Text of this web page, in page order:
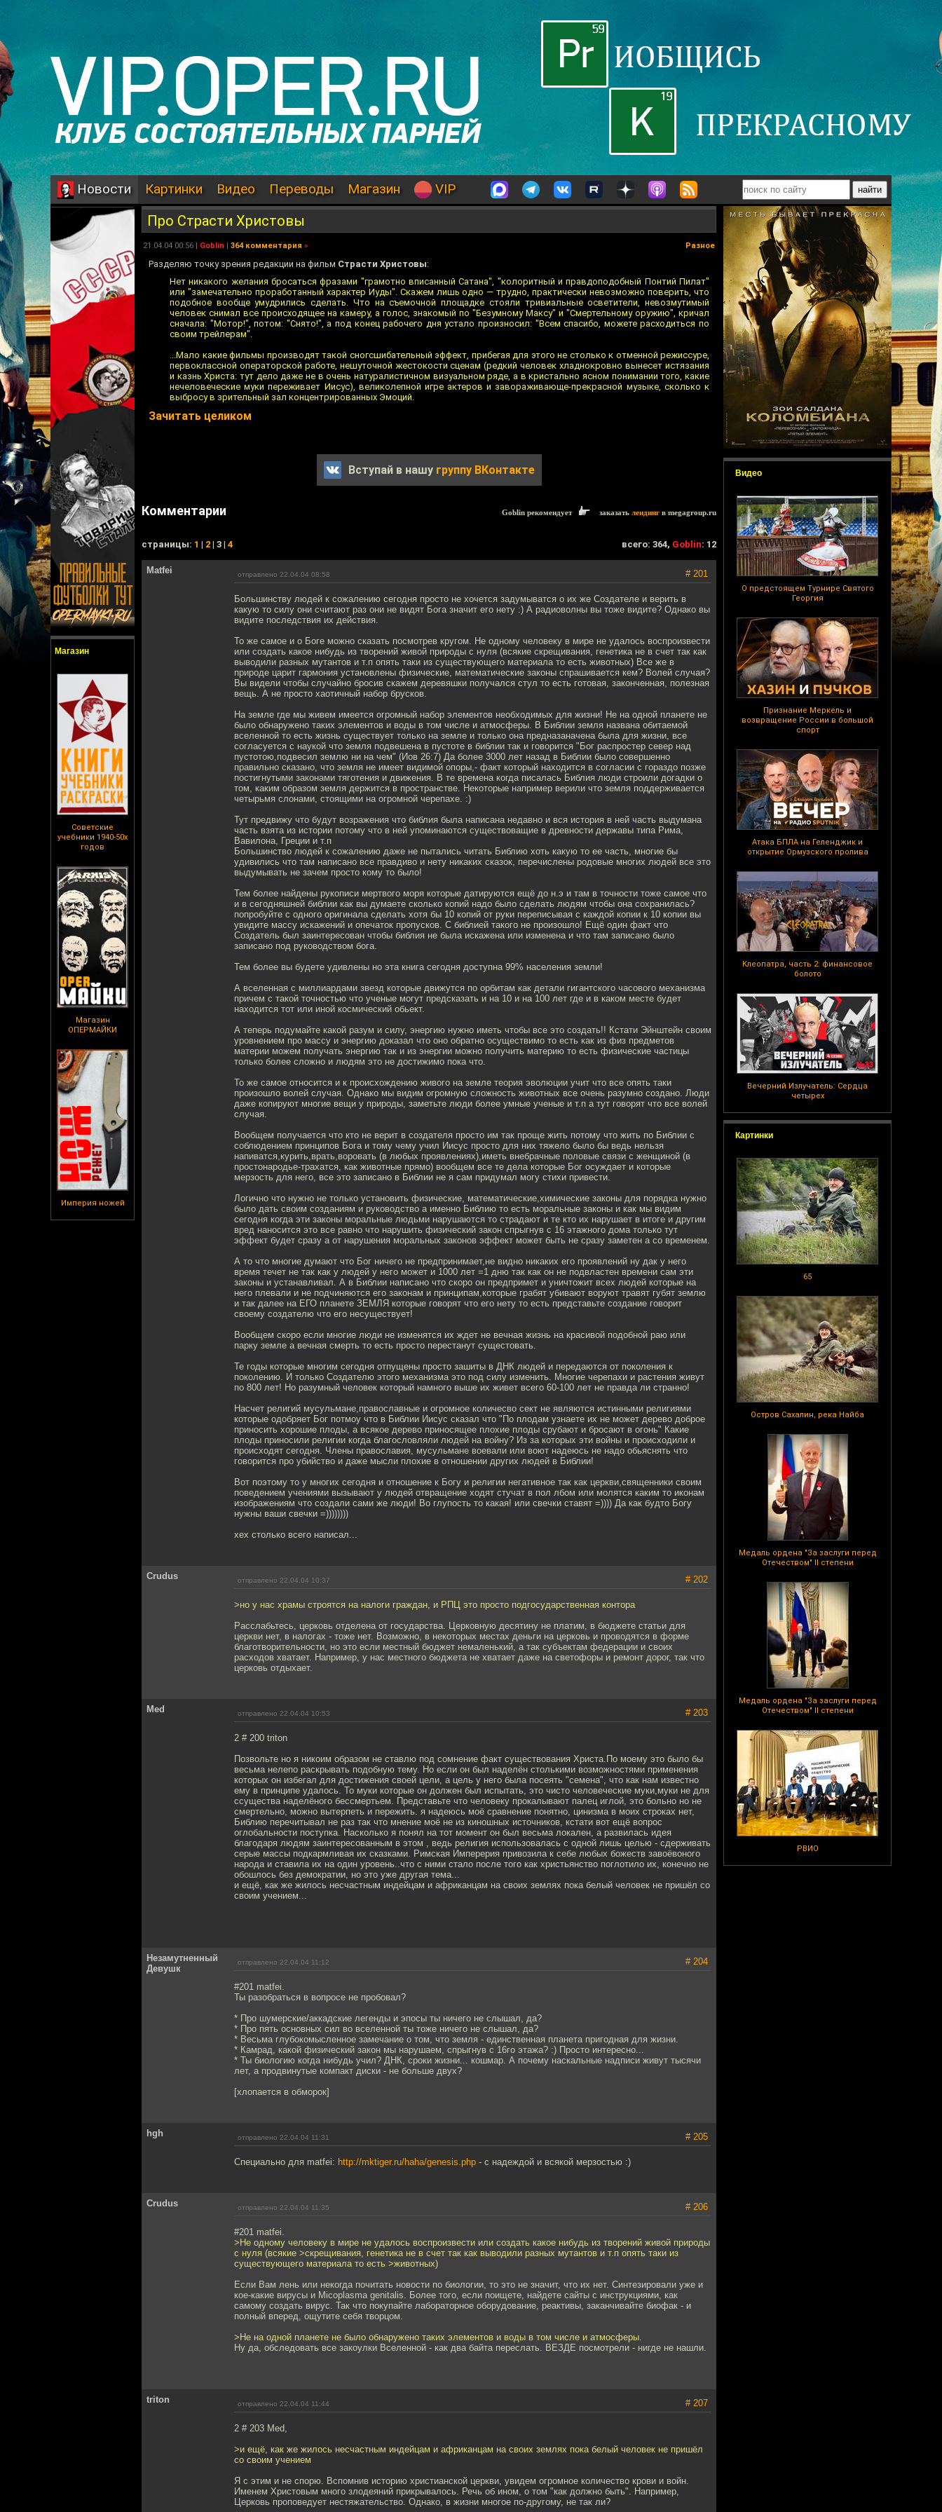
Новости Картинки Видео Переводы Магазин VIP
Магазин
Советские
учебники 1940-50х
годов
Магазин
ОПЕРМАЙКИ
Империя ножей
Видео
О предстоящем Турнире Святого
Георгия
Признание Меркель и
возвращение России в большой
спорт
Атака БПЛА на Геленджик и
открытие Ормузского пролива
Клеопатра, часть 2: финансовое
болото
Вечерний Излучатель: Сердца
четырех
Картинки
65
Остров Сахалин, река Найба
Медаль ордена "За заслуги перед
Отечеством" II степени
Медаль ордена "За заслуги перед
Отечеством" II степени
РВИО
Про Страсти Христовы
21.04.04 00:56 | Goblin | 364 комментария » Разное
Разделяю точку зрения редакции на фильм Страсти Христовы:
Нет никакого желания бросаться фразами "грамотно вписанный Сатана", "колоритный и правдоподобный Понтий Пилат"
или "замечательно проработанный характер Иуды". Скажем лишь одно — трудно, практически невозможно поверить, что
подобное вообще умудрились сделать. Что на съемочной площадке стояли тривиальные осветители, невозмутимый
человек снимал все происходящее на камеру, а голос, знакомый по "Безумному Максу" и "Смертельному оружию", кричал
сначала: "Мотор!", потом: "Снято!", а под конец рабочего дня устало произносил: "Всем спасибо, можете расходиться по
своим трейлерам".
...Мало какие фильмы производят такой сногсшибательный эффект, прибегая для этого не столько к отменной режиссуре,
первоклассной операторской работе, нешуточной жестокости сценам (редкий человек хладнокровно вынесет истязания
и казнь Христа: тут дело даже не в очень натуралистичном визуальном ряде, а в кристально ясном понимании того, какие
нечеловеческие муки переживает Иисус), великолепной игре актеров и завораживающе-прекрасной музыке, сколько к
выбросу в зрительный зал концентрированных Эмоций.
Зачитать целиком
Вступай в нашу группу ВКонтакте
Комментарии Goblin рекомендует заказать лендинг в megagroup.ru
cтраницы: 1 | 2 | 3 | 4 всего: 364, Goblin: 12
Matfei отправлено 22.04.04 08:58 # 201
Большинству людей к сожалению сегодня просто не хочется задумыватся о их же Создателе и верить в
какую то силу они считают раз они не видят Бога значит его нету :) А радиоволны вы тоже видите? Однако вы
видите последствия их действия.
То же самое и о Боге можно сказать посмотрев кругом. Не одному человеку в мире не удалось воспроизвести
или создать какое нибудь из творений живой природы с нуля (всякие скрещивания, генетика не в счет так как
выводили разных мутантов и т.п опять таки из существующего материала то есть животных) Все же в
природе царит гармония установлены физические, математические законы спрашивается кем? Волей случая?
Вы видели чтобы случайно бросив скажем деревяшки получался стул то есть готовая, законченная, полезная
вещь. А не просто хаотичный набор брусков.
На земле где мы живем имеется огромный набор элементов необходимых для жизни! Не на одной планете не
было обнаружено таких элементов и воды в том числе и атмосферы. В Библии земля названа обитаемой
вселенной то есть жизнь существует только на земле и только она предназаначена была для жизни, все
согласуется с наукой что земля подвешена в пустоте в библии так и говорится "Бог распростер север над
пустотою,подвесил землю ни на чем" (Иов 26:7) Да более 3000 лет назад в Библии было совершенно
правильно сказано, что земля не имеет видимой опоры,- факт который находится в согласии с гораздо позже
постигнутыми законами тяготения и движения. В те времена когда писалась Библия люди строили догадки о
том, каким образом земля держится в пространстве. Некоторые например верили что земля поддерживается
четырьмя слонами, стоящими на огромной черепахе. :)
Тут предвижу что будут возражения что библия была написана недавно и вся история в ней часть выдумана
часть взята из истории потому что в ней упоминаются существоващие в древности державы типа Рима,
Вавилона, Греции и т.п
Большинство людей к сожалению даже не пытались читать Библию хоть какую то ее часть, многие бы
удивились что там написано все правдиво и нету никаких сказок, перечислены родовые многих людей все это
выдумывать не зачем просто кому то было!
Тем более найдены рукописи мертвого моря которые датируются ещё до н.э и там в точности тоже самое что
и в сегодняшней библии как вы думаете сколько копий надо было сделать людям чтобы она сохранилась?
попробуйте с одного оригинала сделать хотя бы 10 копий от руки переписывая с каждой копии к 10 копии вы
увидите массу искажений и опечаток пропусков. С библией такого не произошло! Ещё один факт что
Создатель был заинтересован чтобы библия не была искажена или изменена и что там записано было
записано под руководством бога.
Тем более вы будете удивлены но эта книга сегодня доступна 99% населения земли!
А вселенная с миллиардами звезд которые движутся по орбитам как детали гигантского часового механизма
причем с такой точностью что ученые могут предсказать и на 10 и на 100 лет где и в каком месте будет
находится тот или иной космический обьект.
А теперь подумайте какой разум и силу, энергию нужно иметь чтобы все это создать!! Кстати Эйнштейн своим
уровнением про массу и энергию доказал что оно обратно осуществимо то есть как из физ предметов
материи можем получать энергию так и из энергии можно получить материю то есть физические частицы
только более сложно и людям это не достижимо пока что.
То же самое относится и к происхождению живого на земле теория эволюции учит что все опять таки
произошло волей случая. Однако мы видим огромную сложность животных все очень разумно создано. Люди
даже копируют многие вещи у природы, заметьте люди более умные ученые и т.п а тут говорят что все волей
случая.
Вообщем получается что кто не верит в создателя просто им так проще жить потому что жить по Библии с
соблюдением принципов Бога и тому чему учил Иисус просто для них тяжело было бы ведь нельзя
напиватся,курить,врать,воровать (в любых проявлениях),иметь внебрачные половые связи с женщиной (в
простонародье-трахатся, как животные прямо) вообщем все те дела которые Бог осуждает и которые
мерзость для него, все это записано в Библии не я сам придумал могу стихи привести.
Логично что нужно не только установить физические, математические,химические законы для порядка нужно
было дать своим созданиям и руководство а именно Библию то есть моральные законы и как мы видим
сегодня когда эти законы моральные людьми нарушаются то страдают и те кто их нарушает в итоге и другим
вред наносится это все равно что нарушить физический закон спрыгнув с 16 этажного дома только тут
эффект будет сразу а от нарушения моральных законов эффект может быть не сразу заметен а со временем.
А то что многие думают что Бог ничего не предпринимает,не видно никаких его проявлений ну дак у него
время течет не так как у людей у него может и 1000 лет =1 дню так как он не подвластен времени сам эти
законы и устанавливал. А в Библии написано что скоро он предпримет и уничтожит всех людей которые на
него плевали и не подчиняются его законам и принципам,которые грабят убивают воруют травят губят землю
и так далее на ЕГО планете ЗЕМЛЯ которые говорят что его нету то есть представьте создание говорит
своему создателю что его несуществует!
Вообщем скоро если многие люди не изменятся их ждет не вечная жизнь на красивой подобной раю или
парку земле а вечная смерть то есть просто перестанут сущестовать.
Те годы которые многим сегодня отпущены просто зашиты в ДНК людей и передаются от поколения к
поколению. И только Создателю этого механизма это под силу изменить. Многие черепахи и растения живут
по 800 лет! Но разумный человек который намного выше их живет всего 60-100 лет не правда ли странно!
Насчет религий мусульмане,православные и огромное количесво сект не являются истинными религиями
которые одобряет Бог потмоу что в Библии Иисус сказал что "По плодам узнаете их не может дерево доброе
приносить хорошие плоды, а всякое дерево приносящее плохие плоды срубают и бросают в огонь" Какие
плоды приносили религии когда благословляли людей на войну? Из за которых эти войны и происходили и
происходят сегодня. Члены православия, мусульмане воевали или воют надеюсь не надо обьяснять что
говорится про убийство и даже мысли плохие в отношении других людей в Библии!
Вот поэтому то у многих сегодня и отношение к Богу и религии негативное так как церкви,священники своим
поведением учениями вызывают у людей отвращение ходят стучат в пол лбом или молятся каким то иконам
изображениям что создали сами же люди! Во глупость то какая! или свечки ставят =)))) Да как будто Богу
нужны ваши свечки =))))))))
хех столько всего написал...
Crudus отправлено 22.04.04 10:37 # 202
>но у нас храмы строятся на налоги граждан, и РПЦ это просто подгосударственная контора
Расслабьтесь, церковь отделена от государства. Церковную десятину не платим, в бюджете статьи для
церкви нет, в налогах - тоже нет. Возможно, в некоторых местах деньги на церковь и проводятся в форме
благотворительности, но это если местный бюджет немаленький, а так субъектам федерации и своих
расходов хватает. Например, у нас местного бюджета не хватает даже на светофоры и ремонт дорог, так что
церковь отдыхает.
Med отправлено 22.04.04 10:53 # 203
2 # 200 triton
Позвольте но я никоим образом не ставлю под сомнение факт существования Христа.По моему это было бы
весьма нелепо раскрывать подобную тему. Но если он был наделён столькими возможностями применения
которых он избегал для достижения своей цели, а цель у него была посеять "семена", что как нам известно
ему в принципе удалось. То муки которые он должен был испытать, это чисто человеческие муки,муки не для
ссущества наделёного бессмертьем. Представьте что человеку прокалывают палец иглой, это больно но не
смертельно, можно вытерпеть и пережить. я надеюсь моё сравнение понятно, цинизма в моих строках нет,
Библию перечитывал не раз так что мнение моё не из киношных источников, кстати вот ещё вопрос
оглобальности поступка. Насколько я понял на тот момент он был весьма локален, а развилась идея
благодаря людям заинтересованным в этом , ведь религия использовалась с одной лишь целью - сдерживать
серые массы подкармливая их сказками. Римская Имперерия привозила к себе любых божеств завоёвоного
народа и ставила их на один уровень..что с ними стало после того как христьянство поглотило их, конечно не
обошлось без демократии, но это уже другая тема...
и ещё, как же жилось несчастным индейцам и африканцам на своих землях пока белый человек не пришёл со
своим учением...
Незамутненный
Девушк
отправлено 22.04.04 11:12 # 204
#201 matfei.
Ты разобраться в вопросе не пробовал?
* Про шумерские/аккадские легенды и эпосы ты ничего не слышал, да?
* Про пять основных сил во вселенной ты тоже ничего не слышал, да?
* Весьма глубокомысленное замечание о том, что земля - единственная планета пригодная для жизни.
* Камрад, какой физический закон мы нарушаем, спрыгнув с 16го этажа? :) Просто интересно...
* Ты биологию когда нибудь учил? ДНК, сроки жизни... кошмар. А почему наскальные надписи живут тысячи
лет, а продвинутые компакт диски - не больше двух?
[хлопается в обморок]
hgh отправлено 22.04.04 11:31 # 205
Специально для matfei: http://mktiger.ru/haha/genesis.php - с надеждой и всякой мерзостью :)
Crudus отправлено 22.04.04 11:35 # 206
#201 matfei.
>Не одному человеку в мире не удалось воспроизвести или создать какое нибудь из творений живой природы
с нуля (всякие >скрещивания, генетика не в счет так как выводили разных мутантов и т.п опять таки из
существующего материала то есть >животных)
Если Вам лень или некогда почитать новости по биологии, то это не значит, что их нет. Синтезировали уже и
кое-какие вирусы и Micoplasma genitalis. Более того, если поищете, найдете сайты с инструкциями, как
самому создать вирус. Так что покупайте лабораторное оборудование, реактивы, заканчивайте биофак - и
полный вперед, ощутите себя творцом.
>Не на одной планете не было обнаружено таких элементов и воды в том числе и атмосферы.
Ну да, обследовать все закоулки Вселенной - как два байта переслать. ВЕЗДЕ посмотрели - нигде не нашли.
triton отправлено 22.04.04 11:44 # 207
2 # 203 Med,
>и ещё, как же жилось несчастным индейцам и африканцам на своих землях пока белый человек не пришёл
со своим учением
Я с этим и не спорю. Вспомнив историю христианской церкви, увидем огромное количество крови и войн.
Именем Христовым много злодеяний прикрывалось. Речь об ином, о том "как должно быть". Например,
Церковь проповедует нестяжательство. Однако, в жизни многое по-другому, не так ли?